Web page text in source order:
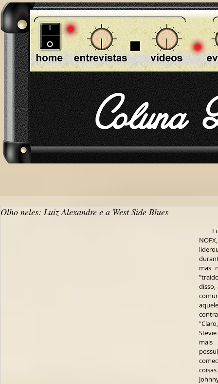
Olho neles: Luiz Alexandre e a West Side Blues
mas
disso,
mais